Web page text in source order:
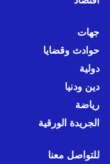
جهات
حوادث وقضايا
دولية
دين ودنيا
رياضة
الجريدة الورقية
للتواصل معنا